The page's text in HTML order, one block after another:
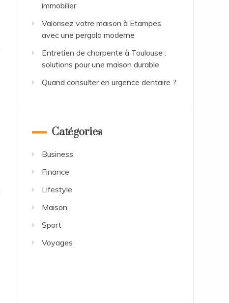
immobilier
Valorisez votre maison à Etampes
avec une pergola moderne
Entretien de charpente à Toulouse :
solutions pour une maison durable
Quand consulter en urgence dentaire ?
Catégories
Business
Finance
Lifestyle
Maison
Sport
Voyages